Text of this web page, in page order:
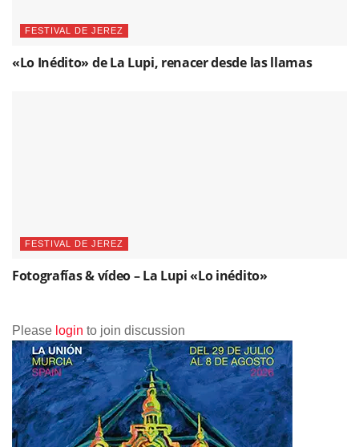
FESTIVAL DE JEREZ
«Lo Inédito» de La Lupi, renacer desde las llamas
FESTIVAL DE JEREZ
Fotografías & vídeo – La Lupi «Lo inédito»
Please login to join discussion